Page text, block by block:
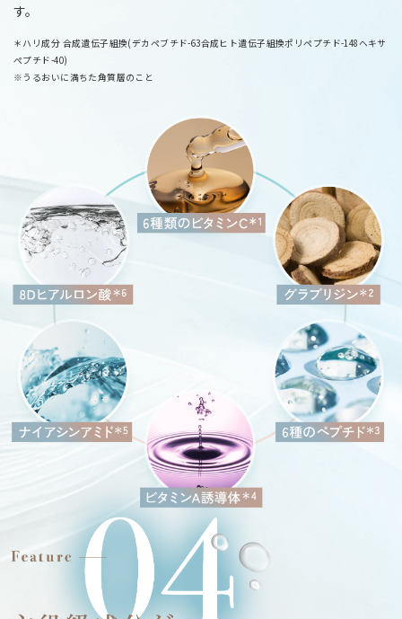
す。
＊ハリ成分 合成遺伝子組換(デカペブチド-63合成ヒト遺伝子組換ポリペプチド-148ヘキサ
ぺプチド-40)
※うるおいに満ちた角質層のこと